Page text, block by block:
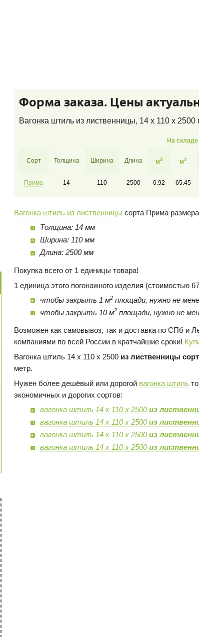
Форма заказа. Цены
Вагонка штиль из лиственницы, 14 x 110 x
На складе
Сорт Толщина Ширина Длина м3 м2
Прима 14 110 2500 0.92 65.45
Вагонка штиль из лиственницы сорта Прима
Толщина: 14 мм
Ширина: 110 мм
Длина: 2500 мм
Покупка всего от 1 единицы товара!
1 единица этого погонажного изделия
чтобы закрыть 1 м2 площади, нужно не
чтобы закрыть 10 м2 площади, нужно не
Возможен как самовывоз, так и доставка по СПб и
компаниями по всей России в кратчайшие сроки!
Вагонка штиль 14 х 110 х 2500 из лиственницы
метр.
Нужен более дешёвый или дорогой вагонка штиль
экономичных и дорогих сортов:
вагонка штиль 14 х 110 х 2500из
вагонка штиль 14 х 110 х 2500из
вагонка штиль 14 х 110 х 2500из
вагонка штиль 14 х 110 х 2500из